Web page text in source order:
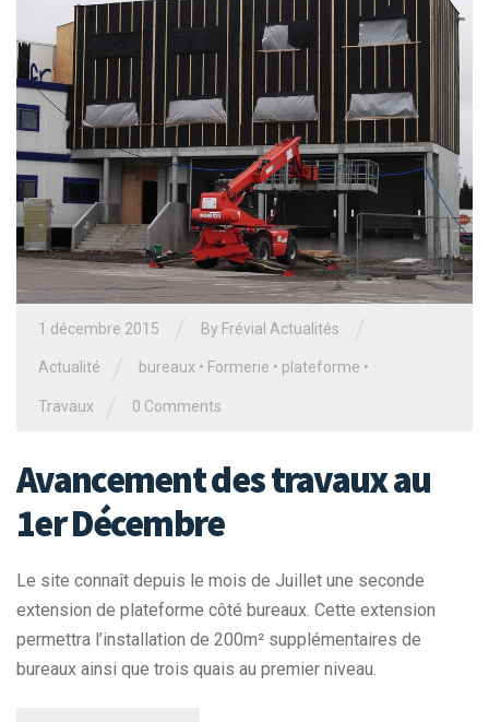
1 décembre 2015 By Frévial Actualités
Actualité bureaux • Formerie • plateforme •
Travaux 0 Comments
Avancement des travaux au
1er Décembre
Le site connaît depuis le mois de Juillet une seconde
extension de plateforme côté bureaux. Cette extension
permettra l’installation de 200m² supplémentaires de
bureaux ainsi que trois quais au premier niveau.